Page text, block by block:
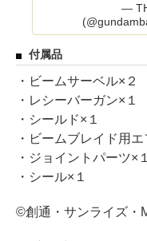
—
付属品
・ビームサーベル×２
・レシーバーガン×１
・シールド×１
・ビームブレイド用
・ジョイントパーツ×１
・シール×１
©創通・サンライズ・